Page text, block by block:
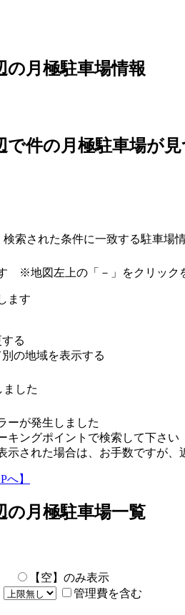
の月極駐車場情報
で件の月極駐車場が
索された条件に一致する駐車場
※地図左上の「－」をクリック
ます
る
の地域を表示する
ました
ーが発生しました
キングポイントで検索して下さい
示された場合は、お手数ですが
へ】
の月極駐車場一覧
【空】のみ表示
管理費を含む